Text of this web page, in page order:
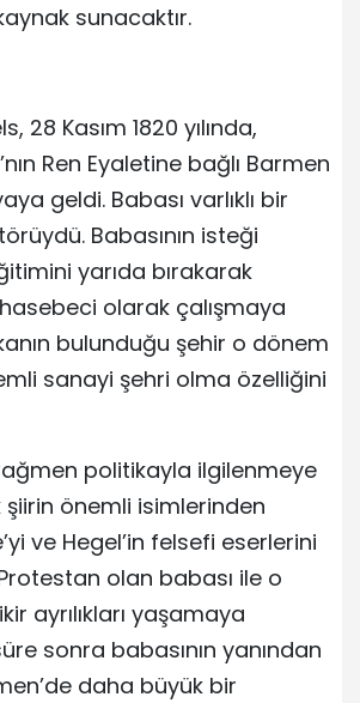
sunacaktır.
28 Kasım 1820 yılında,
Ren Eyaletine bağlı Barmen
geldi. Babası varlıklı bir
Babasının isteği
yarıda bırakarak
olarak çalışmaya
bulunduğu şehir o dönem
sanayi şehri olma özelliğini
politikayla ilgilenmeye
şiirin önemli isimlerinden
ve Hegel’in felsefi eserlerini
olan babası ile o
ayrılıkları yaşamaya
sonra babasının yanından
daha büyük bir